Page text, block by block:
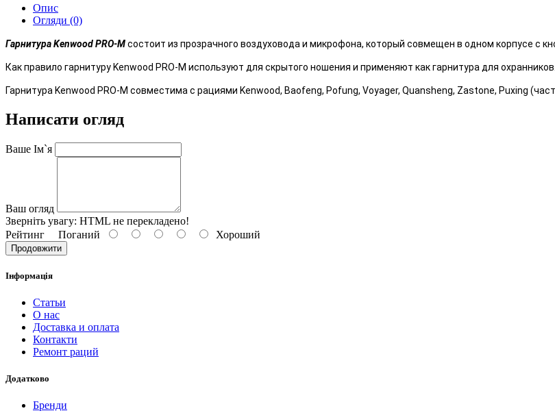
Опис
Огляди (0)
Гарнитура Kenwood PRO-Mсостоит из прозрачного воздуховода и микрофона, который совмещен в одном корпусе с
Как правило гарнитуру Kenwood PRO-M используют для скрытого ношения и применяют как гарнитура для охранников.
Гарнитура Kenwood PRO-M совместима с рациями Kenwood, Baofeng, Pofung, Voyager, Quansheng, Zastone, Puxing
Написати огляд
Ваше Ім`я
Ваш огляд
Зверніть увагу: HTML не перекладено!
Рейтинг Поганий Хороший
Продовжити
Інформація
Статьи
О нас
Доставка и оплата
Контакти
Ремонт раций
Додатково
Бренди